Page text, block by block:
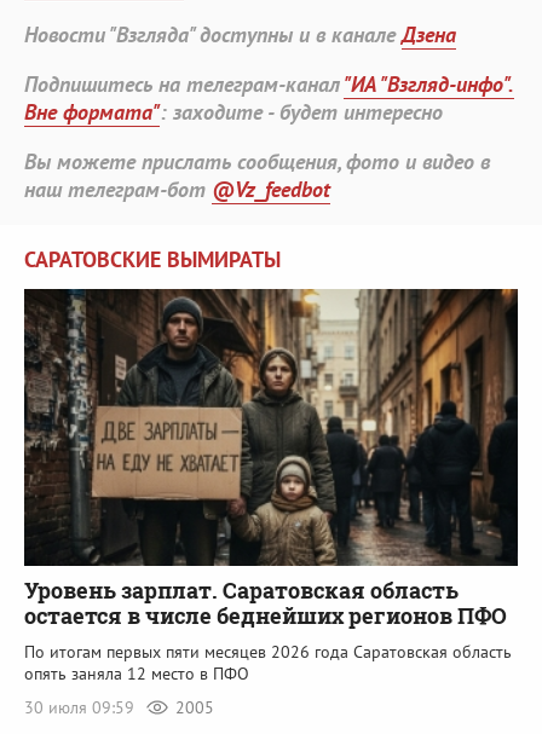
Новости "Взгляда" доступны и в каналеДзена
Подпишитесь на телеграм-канал"ИА "Взгляд-инфо".
Вне формата": заходите - будет интересно
Вы можете прислать сообщения, фото и видео в
наш телеграм-бот @Vz_feedbot
САРАТОВСКИЕ ВЫМИРАТЫ
Уровень зарплат. Саратовская область
остается в числе беднейших регионов ПФО
По итогам первых пяти месяцев 2026 года Саратовская область
опять заняла 12 место в ПФО
30 июля 09:59
2005